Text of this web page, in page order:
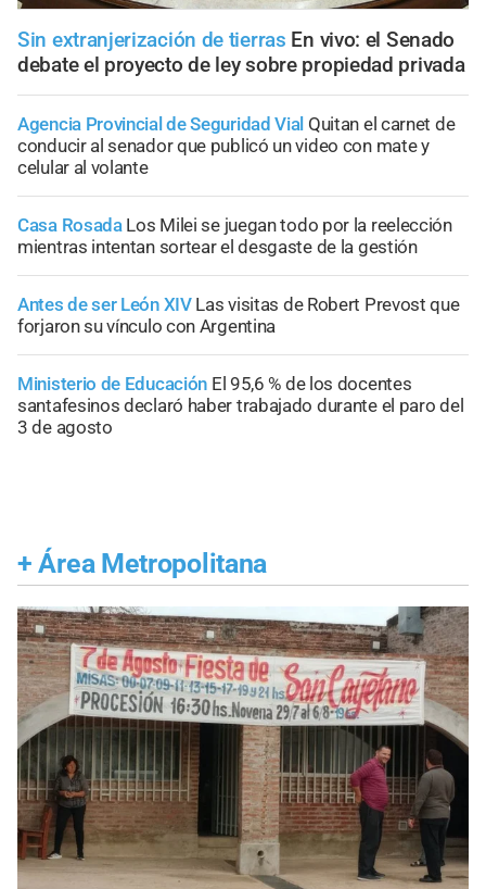
Sin extranjerización de tierras En vivo: el Senado
debate el proyecto de ley sobre propiedad privada
Agencia Provincial de Seguridad Vial Quitan el carnet de
conducir al senador que publicó un video con mate y
celular al volante
Casa Rosada Los Milei se juegan todo por la reelección
mientras intentan sortear el desgaste de la gestión
Antes de ser León XIV Las visitas de Robert Prevost que
forjaron su vínculo con Argentina
Ministerio de Educación El 95,6 % de los docentes
santafesinos declaró haber trabajado durante el paro del
3 de agosto
+ Área Metropolitana